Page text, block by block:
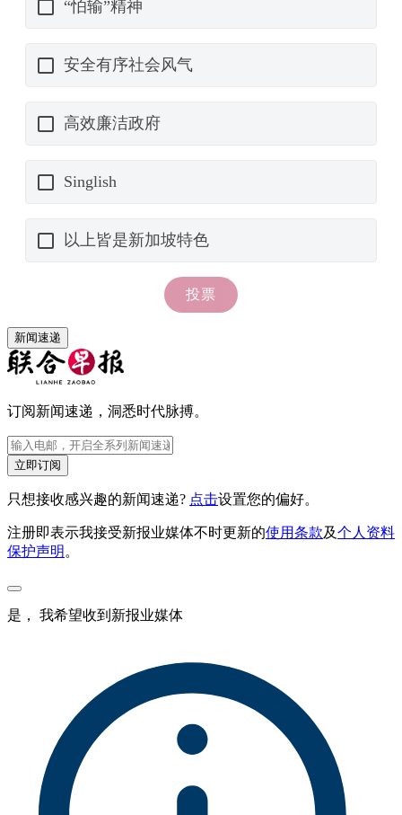
新闻速递
订阅新闻速递，洞悉时代脉搏。
立即订阅
只想接收感兴趣的新闻速递? 点击设置您的偏好。
注册即表示我接受新报业媒体不时更新的使用条款及个人资料
保护声明 。
是， 我希望收到新报业媒体